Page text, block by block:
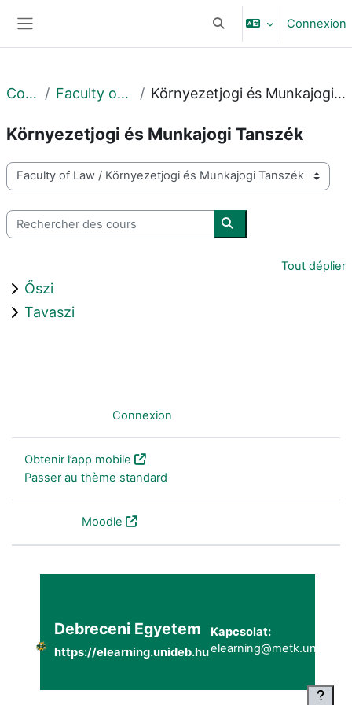
Activer/désactiver la
Connexion
Cours Faculty of Law Környezetjogi és Munkajogi Tanszék
Környezetjogi és Munkajogi Tanszék
Catégories de cours
Rechercher des cours
Rechercher des cours
Tout déplier
Őszi
Tavaszi
Connexion
Obtenir l’app mobile
Passer au thème standard
Moodle
Debreceni Egyetem
https://elearning.unideb.hu
Kapcsolat: